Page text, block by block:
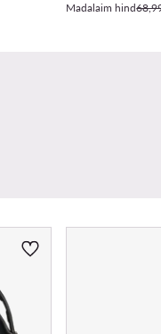
Madalaim hind